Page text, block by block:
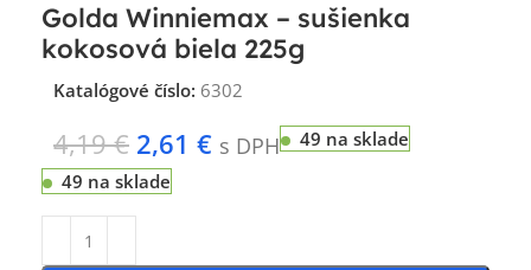
Golda Winniemax – sušienka
kokosová biela 225g
Katalógové číslo: 6302
4,19€ 2,61 € s DPH
49 na sklade
49 na sklade